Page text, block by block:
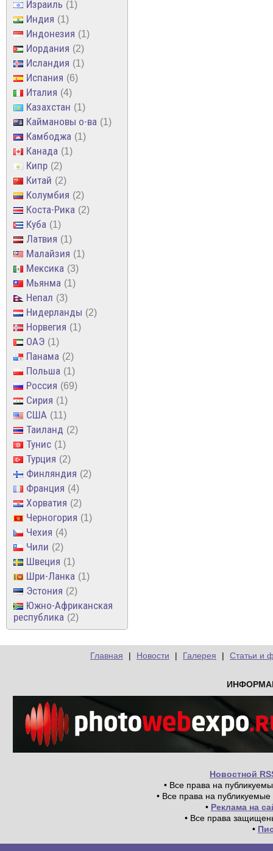
Израиль 1
Индия 1
Индонезия 1
Иордания 2
Исландия 1
Испания 6
Италия 4
Казахстан 1
Каймановы о-ва 1
Камбоджа 1
Канада 1
Кипр 2
Китай 2
Колумбия 2
Коста-Рика 2
Куба 1
Латвия 1
Малайзия 1
Мексика 3
Мьянма 1
Непал 3
Нидерланды 2
Норвегия 1
ОАЭ 1
Панама 2
Польша 1
Россия 69
Сирия 1
США 11
Таиланд 2
Тунис 1
Турция 2
Финляндия 2
Франция 4
Хорватия 2
Черногория 1
Чехия 4
Чили 2
Швеция 1
Шри-Ланка 1
Эстония 2
Южно-Африканская
республика
2
Главная | Новости | Галерея | Статьи и
Новостной
• Все права на
• Все права на
• Реклама на
• Все права
•